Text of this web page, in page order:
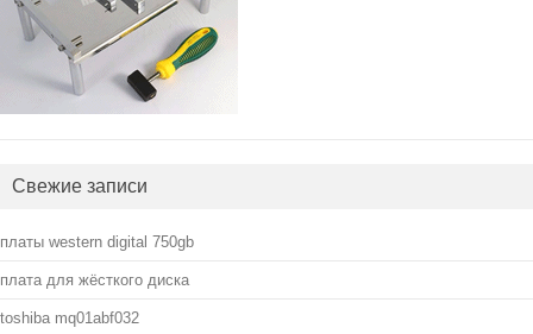
Свежие записи
платы western digital 750gb
плата для жёсткого диска
toshiba mq01abf032